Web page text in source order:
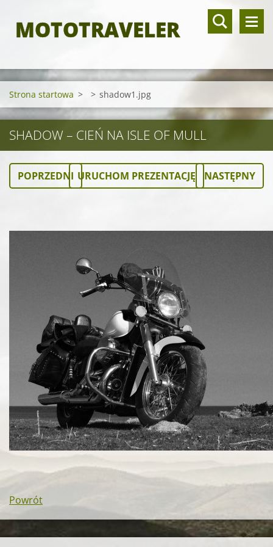
MOTOTRAVELER
Strona startowa > > shadow1.jpg
SHADOW – CIEŃ NA ISLE OF MULL
POPRZEDNI URUCHOM PREZENTACJĘ NASTĘPNY
Powrót